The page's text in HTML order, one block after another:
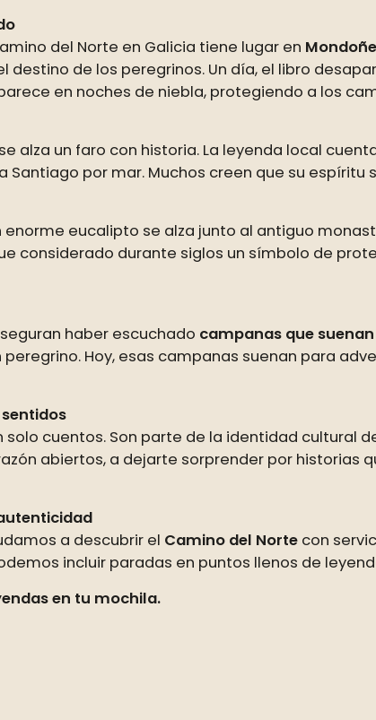
del Norte en Galicia tiene lugar en
de los peregrinos. Un día, el libro
en noches de niebla, protegiendo a los
alza un faro con historia. La leyenda local
por mar. Muchos creen que su
enorme eucalipto se alza junto al antiguo
considerado durante siglos un símbolo de
haber escuchado campanas que
Hoy, esas campanas suenan para
solo cuentos. Son parte de la identidad cultural
abiertos, a dejarte sorprender por historias
a descubrir el Camino del Norte con
incluir paradas en puntos llenos de
en tu mochila.